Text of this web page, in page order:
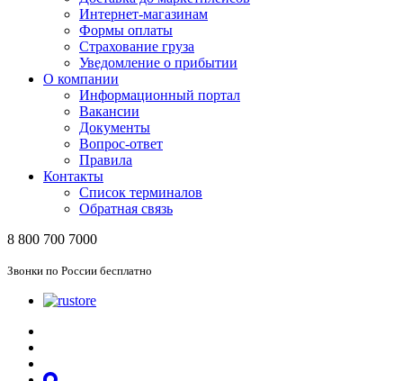
Интернет-магазинам
Формы оплаты
Страхование груза
Уведомление о прибытии
О компании
Информационный портал
Вакансии
Документы
Вопрос-ответ
Правила
Контакты
Список терминалов
Обратная связь
8 800 700 7000
Звонки по России бесплатно